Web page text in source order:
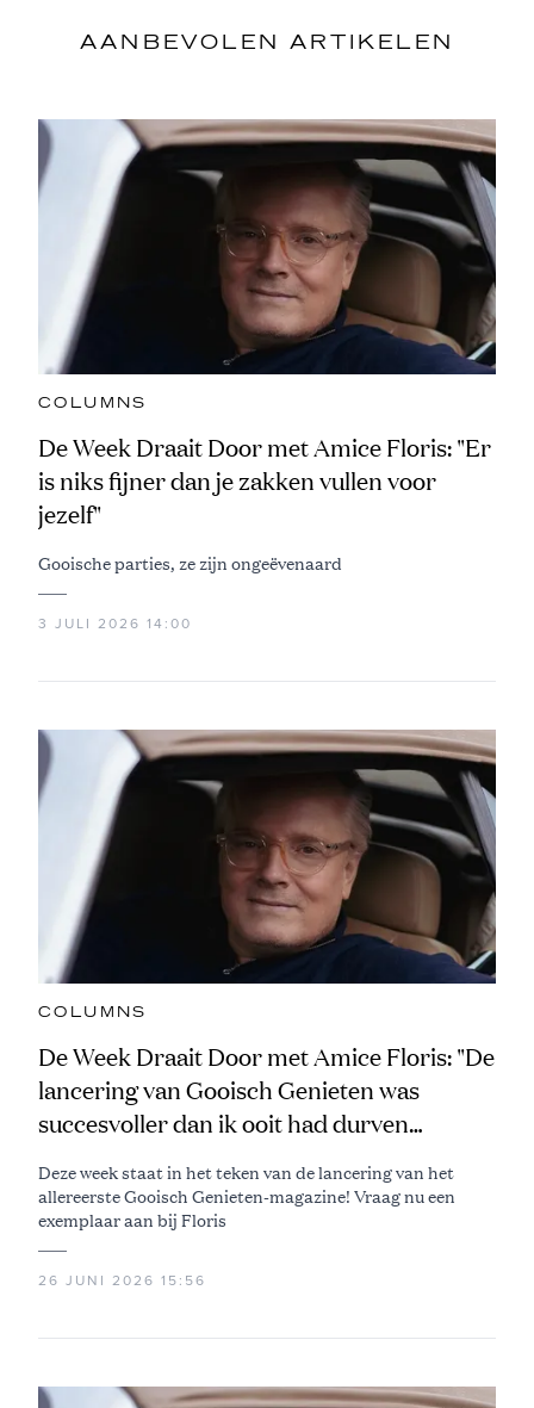
AANBEVOLEN ARTIKELEN
COLUMNS
De Week Draait Door met Amice Floris: "Er
is niks fijner dan je zakken vullen voor
jezelf"
Gooische parties, ze zijn ongeëvenaard
3 JULI 2026 14:00
COLUMNS
De Week Draait Door met Amice Floris: "De
lancering van Gooisch Genieten was
succesvoller dan ik ooit had durven
Deze week staat in het teken van de lancering van het
allereerste Gooisch Genieten-magazine! Vraag nu een
exemplaar aan bij Floris
26 JUNI 2026 15:56